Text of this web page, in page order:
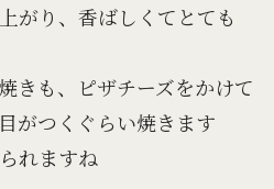
がり、香ばしくてとても
きも、ピザチーズをかけて
がつくぐらい焼きます
れますね